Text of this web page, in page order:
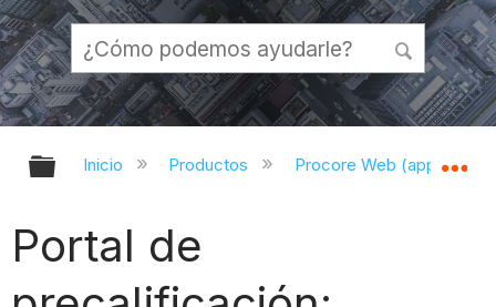
Expandir/contraer jerarquía global
Inicio Productos Procore Web
Portal de